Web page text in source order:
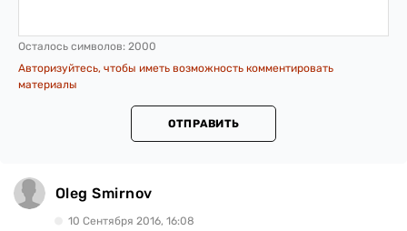
Осталось символов: 2000
Авторизуйтесь, чтобы иметь возможность комментировать
материалы
ОТПРАВИТЬ
Oleg Smirnov
10 Сентября 2016, 16:08